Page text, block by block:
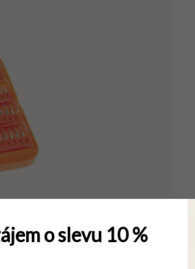
o slevu 10 %